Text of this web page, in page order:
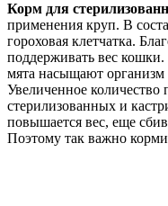
Корм для
применения круп. В
гороховая клетчатка.
поддерживать вес
мята насыщают
Увеличенное
стерилизованных и
повышается вес, еще
Поэтому так важно